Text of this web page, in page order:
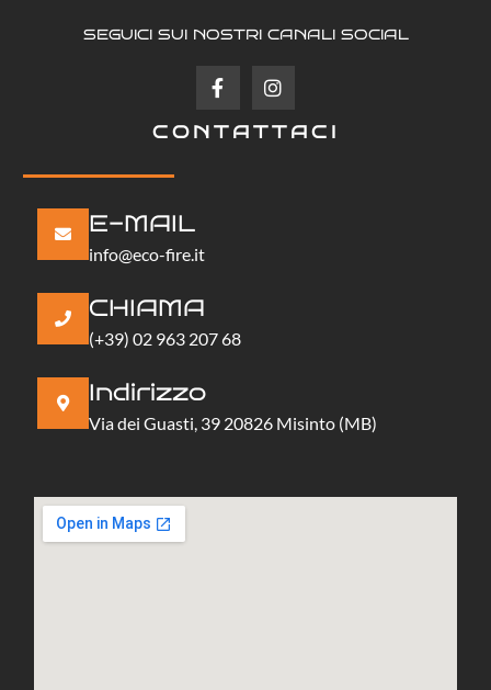
SEGUICI SUI NOSTRI CANALI SOCIAL
F
a
c
e
I
n
s
t
CONTATTACI
E-MAIL
info@eco-fire.it
CHIAMA
(+39) 02 963 207 68
Indirizzo
Via dei Guasti, 39 20826 Misinto (MB)